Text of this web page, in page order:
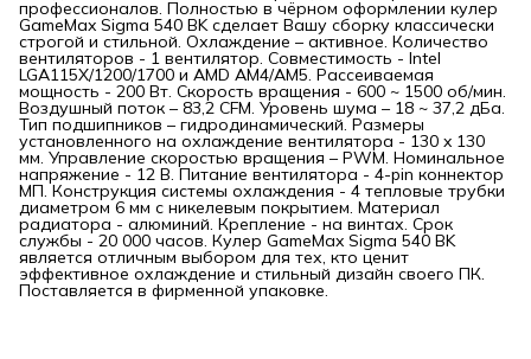
профессионалов. Полностью в чёрном оформлении кулер
GameMax Sigma 540 BK сделает Вашу сборку классически
строгой и стильной. Охлаждение – активное. Количество
вентиляторов - 1 вентилятор. Совместимость - Intel
LGA115X/1200/1700 и AMD AM4/AM5. Рассеиваемая
мощность - 200 Вт. Скорость вращения - 600 ~ 1500 об/мин.
Воздушный поток – 83,2 CFM. Уровень шума – 18 ~ 37,2 дБа.
Тип подшипников – гидродинамический. Размеры
установленного на охлаждение вентилятора - 130 x 130
мм. Управление скоростью вращения – PWM. Номинальное
напряжение - 12 В. Питание вентилятора - 4-pin коннектор
МП. Конструкция системы охлаждения - 4 тепловые трубки
диаметром 6 мм с никелевым покрытием. Материал
радиатора - алюминий. Крепление - на винтах. Срок
службы - 20 000 часов. Кулер GameMax Sigma 540 BK
является отличным выбором для тех, кто ценит
эффективное охлаждение и стильный дизайн своего ПК.
Поставляется в фирменной упаковке.